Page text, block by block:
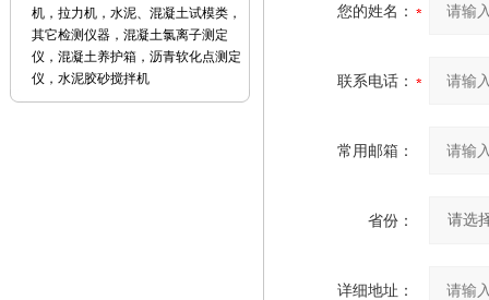
机，拉力机，水泥、混凝土试模类，
其它检测仪器，混凝土氯离子测定
仪，混凝土养护箱，沥青软化点测定
仪，水泥胶砂搅拌机
您的姓名：
联系电话：
常用邮箱：
省份：
详细地址：